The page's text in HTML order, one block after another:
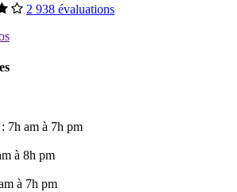
2 938 évaluations
7h am à 7h pm
à 8h pm
à 7h pm